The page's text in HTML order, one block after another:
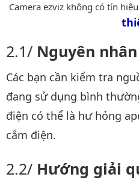
Camera ezviz không có tín
Nguyên nhân
Các bạn cần kiểm tra
đang sử dụng bình
điện có thể là hư hỏng
cắm điện.
Hướng giải